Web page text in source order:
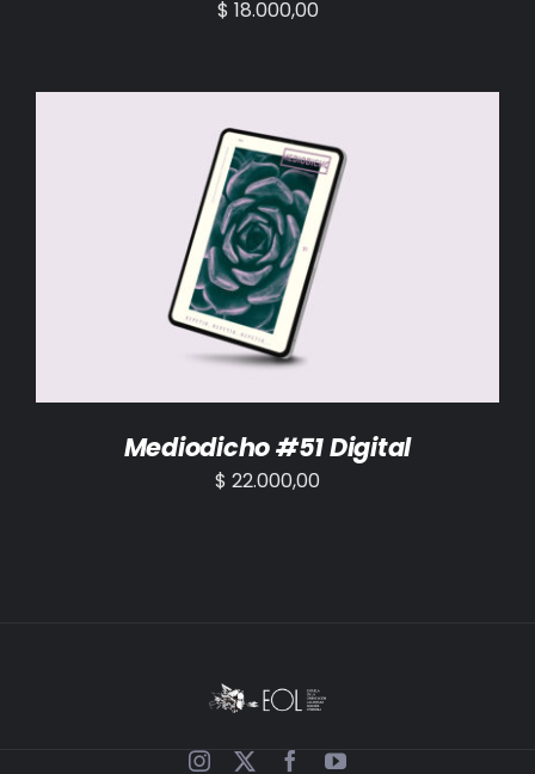
$ 18.000,00
AÑADIR AL CARRITO /
Mediodicho #51 Digital
$ 22.000,00